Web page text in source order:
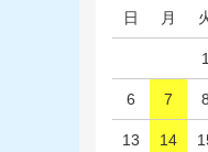
日 月
1
6 7 8
13 14